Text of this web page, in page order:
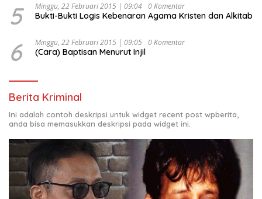
5 Minggu, 22 Februari 2015 | 09:04 0 Komentar
Bukti-Bukti Logis Kebenaran Agama Kristen dan Alkitab
6 Minggu, 22 Februari 2015 | 09:05 0 Komentar
(Cara) Baptisan Menurut Injil
Berita Kriminal
Ini adalah contoh deskripsi untuk widget recent post wpberita,
anda bisa memasukkan deskripsi pada widget ini.